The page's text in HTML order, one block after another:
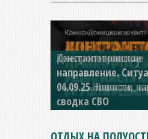
Константиновское
направление.
04.09.25 Новости,
сводка СВО